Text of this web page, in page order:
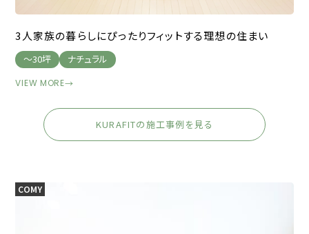
3人家族の暮らしにぴったりフィットする理想の住まい
～30坪 ナチュラル
VIEW MORE→
KURAFITの施工事例を見る
COMY